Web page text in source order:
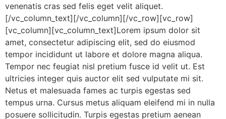
venenatis cras sed felis eget velit aliquet.
[/vc_column_text][/vc_column][/vc_row][vc_row]
[vc_column][vc_column_text]Lorem ipsum dolor sit
amet, consectetur adipiscing elit, sed do eiusmod
tempor incididunt ut labore et dolore magna aliqua.
Tempor nec feugiat nisl pretium fusce id velit ut. Est
ultricies integer quis auctor elit sed vulputate mi sit.
Netus et malesuada fames ac turpis egestas sed
tempus urna. Cursus metus aliquam eleifend mi in nulla
posuere sollicitudin. Turpis egestas pretium aenean